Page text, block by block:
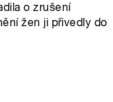
o zrušení
žen ji přivedly do